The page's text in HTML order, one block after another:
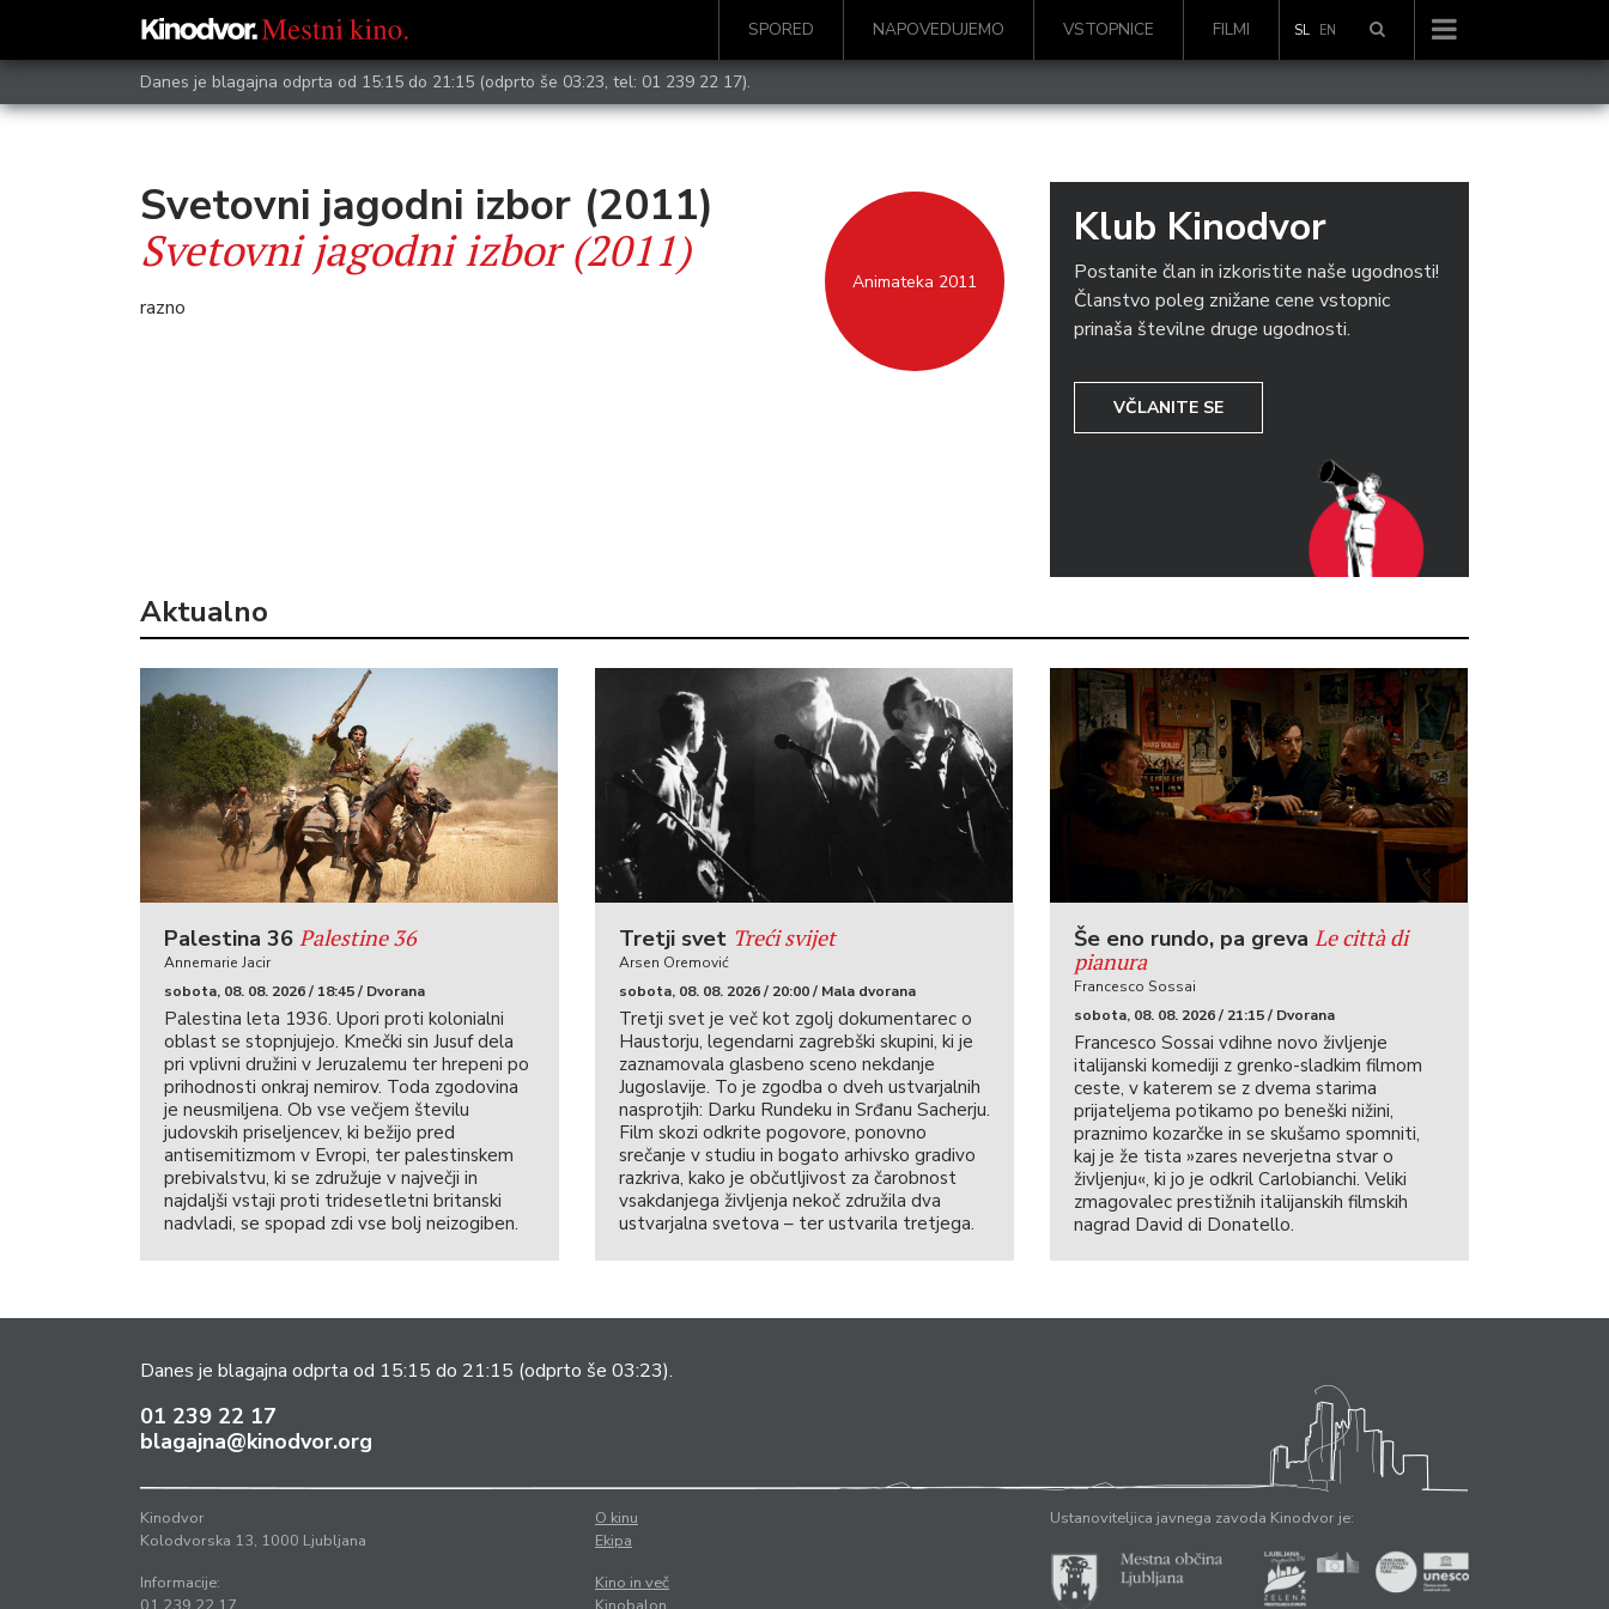
SPORED NAPOVEDUJEMO VSTOPNICE FILMI SL EN
Danes je blagajna odprta od 15:15 do 21:15 (odprto še 03:23, tel: 01 239 22 17).
Animateka 2011
Svetovni jagodni izbor (2011)
Svetovni jagodni izbor (2011)
razno
Klub Kinodvor
Postanite član in izkoristite naše ugodnosti!
Članstvo poleg znižane cene vstopnic
prinaša številne druge ugodnosti.
VČLANITE SE
Aktualno
Palestina 36 Palestine 36
Annemarie Jacir
sobota, 08. 08. 2026 / 18:45 / Dvorana
Palestina leta 1936. Upori proti kolonialni
oblast se stopnjujejo. Kmečki sin Jusuf dela
pri vplivni družini v Jeruzalemu ter hrepeni po
prihodnosti onkraj nemirov. Toda zgodovina
je neusmiljena. Ob vse večjem številu
judovskih priseljencev, ki bežijo pred
antisemitizmom v Evropi, ter palestinskem
prebivalstvu, ki se združuje v največji in
najdaljši vstaji proti tridesetletni britanski
nadvladi, se spopad zdi vse bolj neizogiben.
Tretji svet Treći svijet
Arsen Oremović
sobota, 08. 08. 2026 / 20:00 / Mala dvorana
Tretji svet je več kot zgolj dokumentarec o
Haustorju, legendarni zagrebški skupini, ki je
zaznamovala glasbeno sceno nekdanje
Jugoslavije. To je zgodba o dveh ustvarjalnih
nasprotjih: Darku Rundeku in Srđanu Sacherju.
Film skozi odkrite pogovore, ponovno
srečanje v studiu in bogato arhivsko gradivo
razkriva, kako je občutljivost za čarobnost
vsakdanjega življenja nekoč združila dva
ustvarjalna svetova – ter ustvarila tretjega.
Še eno rundo, pa greva Le città di
pianura
Francesco Sossai
sobota, 08. 08. 2026 / 21:15 / Dvorana
Francesco Sossai vdihne novo življenje
italijanski komediji z grenko-sladkim filmom
ceste, v katerem se z dvema starima
prijateljema potikamo po beneški nižini,
praznimo kozarčke in se skušamo spomniti,
kaj je že tista »zares neverjetna stvar o
življenju«, ki jo je odkril Carlobianchi. Veliki
zmagovalec prestižnih italijanskih filmskih
nagrad David di Donatello.
Danes je blagajna odprta od 15:15 do 21:15 (odprto še 03:23).
01 239 22 17
blagajna@kinodvor.org
Kinodvor
Kolodvorska 13, 1000 Ljubljana
Informacije:
O kinu
Ekipa
Kino in več
Ustanoviteljica javnega zavoda Kinodvor je: